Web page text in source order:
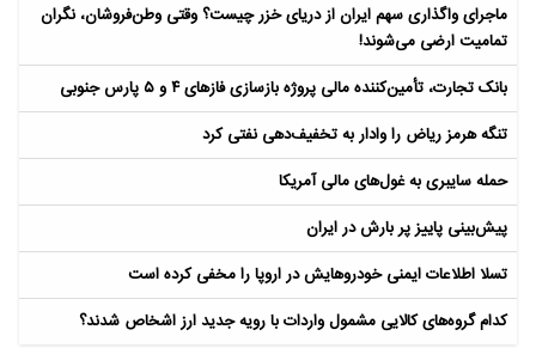
ماجرای واگذاری سهم ایران از دریای خزر چیست؟ وقتی وطن‌فروشان، نگران
تمامیت ارضی می‌شوند!
بانک تجارت، تأمین‌کننده مالی پروژه بازسازی فازهای ۴ و ۵ پارس جنوبی
تنگه هرمز ریاض را وادار به تخفیف‌دهی نفتی کرد
حمله سایبری به غول‌های مالی آمریکا
پیش‌بینی پاییز پر بارش در ایران
تسلا اطلاعات ایمنی خودروهایش در اروپا را مخفی کرده است
کدام گروه‌های کالایی مشمول واردات با رویه جدید ارز اشخاص شدند؟